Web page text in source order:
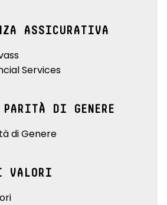
ASSICURATIVA
Services
DI GENERE
di Genere
VALORI